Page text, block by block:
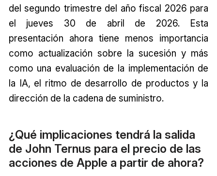
del segundo trimestre del año fiscal 2026 para
el jueves 30 de abril de 2026. Esta
presentación ahora tiene menos importancia
como actualización sobre la sucesión y más
como una evaluación de la implementación de
la IA, el ritmo de desarrollo de productos y la
dirección de la cadena de suministro.
¿Qué implicaciones tendrá la salida
de John Ternus para el precio de las
acciones de Apple a partir de ahora?